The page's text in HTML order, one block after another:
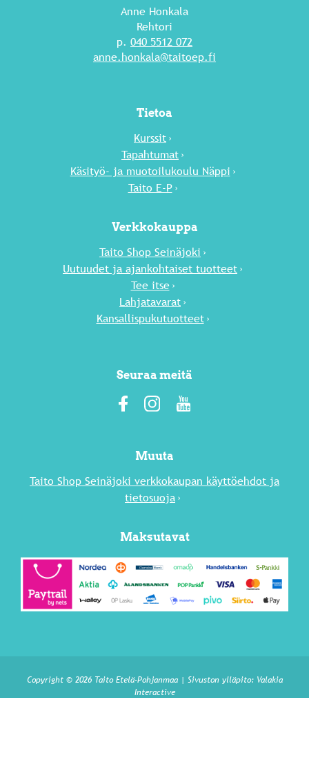
Anne Honkala
Rehtori
p. 040 5512 072
anne.honkala@taitoep.fi
Tietoa
Kurssit
Tapahtumat
Käsityö- ja muotoilukoulu Näppi
Taito E-P
Verkkokauppa
Taito Shop Seinäjoki
Uutuu­det ja ajankohtaiset tuotteet
Tee itse
Lahja­tavarat
Kansallispukutuotteet
Seuraa meitä
Muuta
Taito Shop Seinäjoki verkkokaupan käyttöehdot ja
tietosuoja
Maksutavat
Copyright © 2026 Taito Etelä-Pohjanmaa | Sivuston ylläpito: Valakia
Interactive